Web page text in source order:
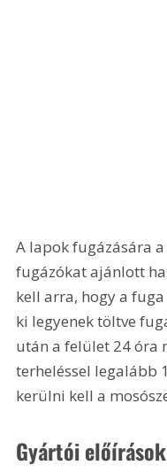
A lapok fugázására a
fugázókat ajánlott
kell arra, hogy a
ki legyenek töltve
után a felület 24 óra
terheléssel legalább
kerülni kell a
Gyártói